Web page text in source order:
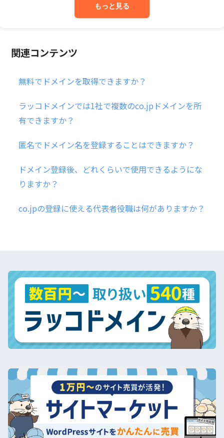
もっと見る
関連コンテンツ
無料でドメインを取得できますか？
ラッコドメインでは1社で複数のco.jpドメインを所
有できますか？
匿名でドメイン名を登録することはできますか？
ドメイン登録後、どれくらいで使用できるようにな
りますか？
co.jpの登録に使える代表者役職は何がありますか？